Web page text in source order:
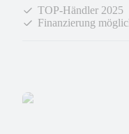
TOP-Händler 2025
Finanzierung